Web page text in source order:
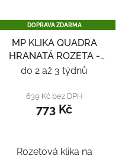
DOPRAVA ZDARMA
MP KLIKA QUADRA
HRANATÁ ROZETA -
NEREZ
do 2 až 3 týdnů
639 Kč bez DPH
773 Kč
Rozetová klika na